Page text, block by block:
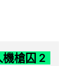
槍囚 2